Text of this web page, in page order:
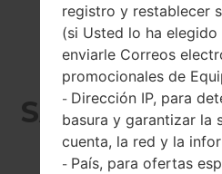
SAMSUNG
LA
registro y restablecer
(si Usted lo ha
enviarle Correos
promocionales de
- Dirección IP, para
basura y garantizar la
cuenta, la red y la
- País, para ofertas